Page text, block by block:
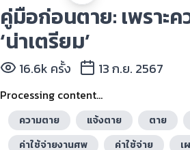
คู่มือก่อนตาย: เพราะค
‘น่าเตรียม’
16.6k ครั้ง 13 ก.ย. 2567
Processing content...
ความตาย แจ้งตาย ตาย
ค่าใช้จ่ายงานศพ
ค่าใช้จ่าย เ